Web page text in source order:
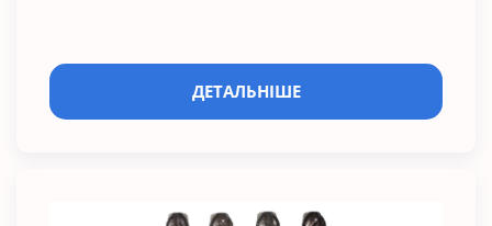
ДЕТАЛЬНІШЕ